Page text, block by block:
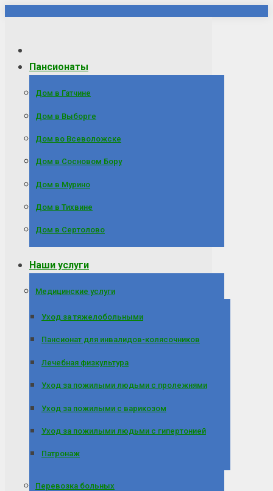
Пансионаты
Дом в Гатчине
Дом в Выборге
Дом во Всеволожске
Дом в Сосновом Бору
Дом в Мурино
Дом в Тихвине
Дом в Сертолово
Наши услуги
Медицинские услуги
Уход за тяжелобольными
Пансионат для инвалидов-колясочников
Лечебная физкультура
Уход за пожилыми людьми с пролежнями
Уход за пожилыми с варикозом
Уход за пожилыми людьми с гипертонией
Патронаж
Перевозка больных